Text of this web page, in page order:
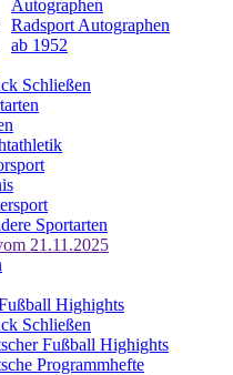
Autographen
Radsport Autographen
ab 1952
Schließen
Sportarten
21.11.2025
Highights
Schließen
Fußball Highights
Programmhefte